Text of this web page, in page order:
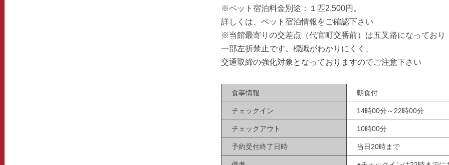
※ペット宿泊料金別途：１匹2.500円。
詳しくは、ペット宿泊情報をご確認下さい
※当館最寄りの交差点（代官町交番前）は五叉路になっており
一部左折禁止です。標識がわかりにくく、
交通取締の強化対象となっておりますのでご注意下さい
食事情報 朝食付
チェックイン 14時00分～22時00分
チェックアウト 10時00分
予約受付終了日時 当日20時まで